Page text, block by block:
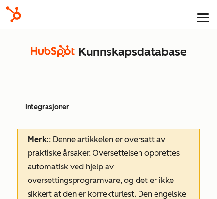
Kunnskapsdatabase
Integrasjoner
Merk:: Denne artikkelen er oversatt av
praktiske årsaker. Oversettelsen opprettes
automatisk ved hjelp av
oversettingsprogramvare, og det er ikke
sikkert at den er korrekturlest. Den engelske